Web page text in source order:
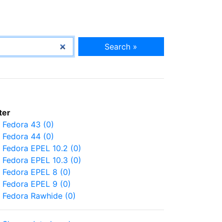
Search »
Fedora 43 (0)
Fedora 44 (0)
Fedora EPEL 10.2 (0)
Fedora EPEL 10.3 (0)
Fedora EPEL 8 (0)
Fedora EPEL 9 (0)
Fedora Rawhide (0)